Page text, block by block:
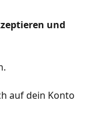
und
auf dein Konto